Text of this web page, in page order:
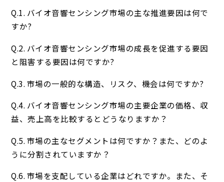
Q.1. バイオ音響センシング市場の主な推進要因は何で
すか?
Q.2. バイオ音響センシング市場の成長を促進する要因
と阻害する要因は何ですか?
Q.3. 市場の一般的な構造、リスク、機会は何ですか?
Q.4. バイオ音響センシング市場の主要企業の価格、収
益、売上高を比較するとどうなりますか？
Q.5. 市場の主なセグメントは何ですか？また、どのよ
うに分割されていますか？
Q.6. 市場を支配している企業はどれですか。また、そ